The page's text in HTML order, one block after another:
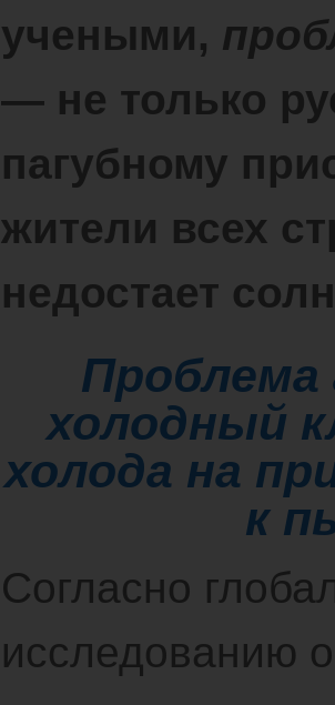
учеными,
— не только
пагубному
жители всех
недостает
Проблема
холодный
холода на
к
Согласно
исследованию